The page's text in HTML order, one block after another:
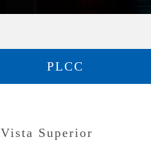
PLCC
Vista Superior